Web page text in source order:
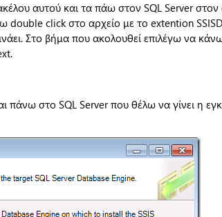
αυτού και τα πάω στον SQL Server
double click στο αρχείο με το extention
Στο βήμα που ακολουθεί επιλέγω να
πάνω στο SQL Server που θέλω να γίνει η